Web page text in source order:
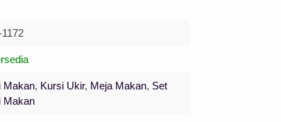
Makan, Kursi Ukir, Meja Makan, Set
Makan